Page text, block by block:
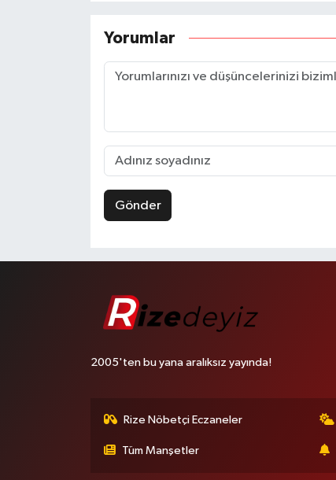
Yorumlar
Gönder
2005'ten bu yana aralıksız yayında!
Rize Nöbetçi Eczaneler
Tüm Manşetler